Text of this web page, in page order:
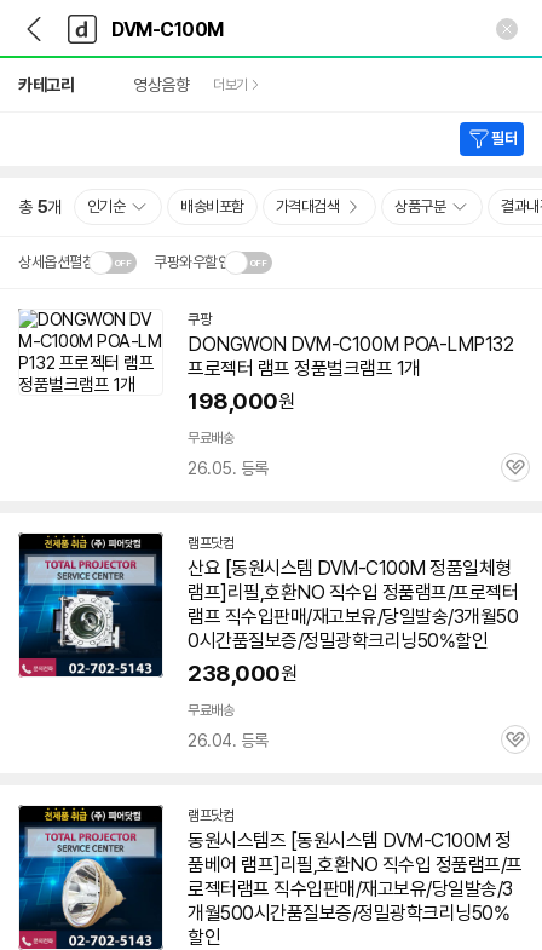
다
나
와
가
기
다
와
메
인
카테고리 영상음향 더보기
필터
총 5개 인기순 배송비포함 가격대검색 상품구분 결과
상세옵션펼침 쿠팡와우할인
설치 환경·지역에 따라
배송·설치비가 달라집니다.닫
기
쿠팡
DONGWON DVM-C100M POA-LMP132
프로젝터 램프 정품벌크램프 1개
198,000원
무료배송
26.05. 등록
관
램프닷컴네
이
버
페
이
산요 [동원시스템 DVM-C100M 정품일체형
램프]리필,호환NO 직수입 정품램프/프로젝터
램프 직수입판매/재고보유/당일발송/3개월50
0시간품질보증/정밀광학크리닝50%할인
238,000원
무료배송
26.04. 등록
관
램프닷컴네
이
버
페
이
동원시스템즈 [동원시스템 DVM-C100M 정
품베어 램프]리필,호환NO 직수입 정품램프/프
로젝터램프 직수입판매/재고보유/당일발송/3
개월500시간품질보증/정밀광학크리닝50%
할인